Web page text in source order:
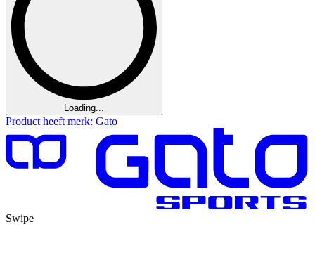
Loading...
Product heeft merk: Gato
Swipe